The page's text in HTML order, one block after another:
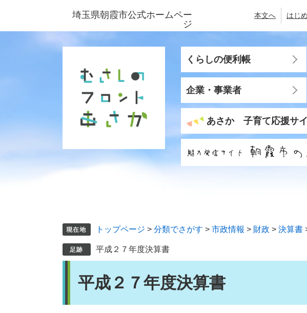
ジ
ュ
埼玉県朝霞市公式ホームペー
ジ
本文へ はじ
くらしの便利帳
企業・事業者
あさか 子育て応援サ
トップページ > 分類でさがす > 市政情報 > 財政 > 決算書
平成２７年度決算書
平成２７年度決算書